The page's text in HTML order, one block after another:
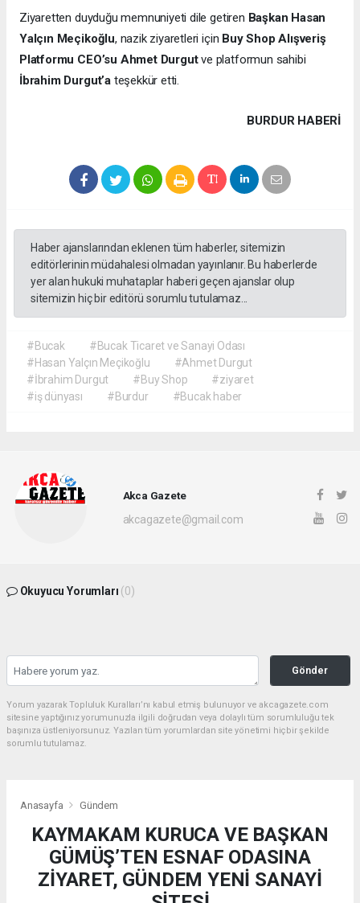
Ziyaretten duyduğu memnuniyeti dile getiren Başkan Hasan
Yalçın Meçikoğlu, nazik ziyaretleri için Buy Shop Alışveriş
Platformu CEO’su Ahmet Durgutve platformun sahibi
İbrahim Durgut’ateşekkür etti.
BURDUR HABERİ
Haber ajanslarından eklenen tüm haberler, sitemizin
editörlerinin müdahalesi olmadan yayınlanır. Bu haberlerde
yer alan hukuki muhataplar haberi geçen ajanslar olup
sitemizin hiç bir editörü sorumlu tutulamaz...
#Bucak
#Bucak Ticaret ve Sanayi Odası
#Hasan Yalçın Meçikoğlu
#Ahmet Durgut
#İbrahim Durgut
#Buy Shop
#ziyaret
#iş dünyası
#Burdur #Bucak haber
Akca Gazete
akcagazete@gmail.com
Okuyucu Yorumları (0)
Gönder
Yorum yazarak Topluluk Kuralları’nı kabul etmiş bulunuyor ve akcagazete.com
sitesine yaptığınız yorumunuzla ilgili doğrudan veya dolaylı tüm sorumluluğu tek
başınıza üstleniyorsunuz. Yazılan tüm yorumlardan site yönetimi hiçbir şekilde
sorumlu tutulamaz.
Anasayfa Gündem
KAYMAKAM KURUCA VE BAŞKAN
GÜMÜŞ’TEN ESNAF ODASINA
ZİYARET, GÜNDEM YENİ SANAYİ